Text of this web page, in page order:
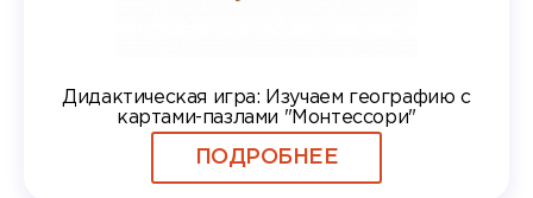
Дидактическая игра: Изучаем географию с
картами-пазлами "Монтессори"
ПОДРОБНЕЕ